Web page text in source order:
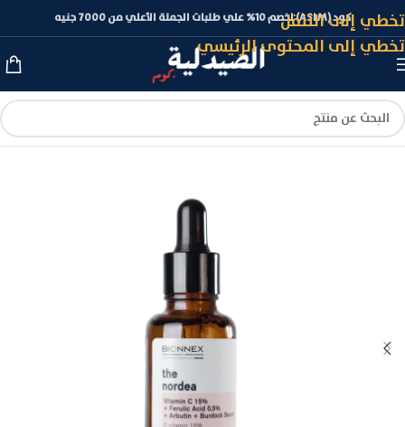
تخطي إلى التنقل
تخطي إلى المحتوى الرئيسي
كود (ASLM) لخصم 10% علي طلبات الجملة الأعلي من 7000 جنيه